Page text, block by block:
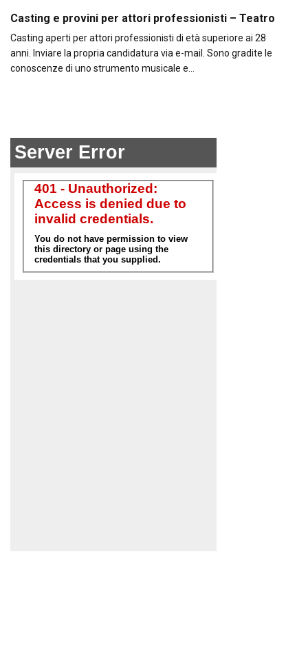
Casting e provini per attori professionisti – Teatro
Casting aperti per attori professionisti di età superiore ai 28
anni. Inviare la propria candidatura via e-mail. Sono gradite le
conoscenze di uno strumento musicale e…